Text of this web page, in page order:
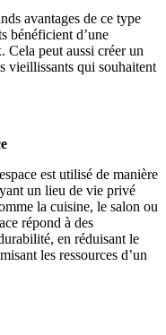
avantages de ce type
bénéficient d’une
peut aussi créer un
vieillissants qui souhaitent
est utilisé de manière
un lieu de vie privé
la cuisine, le salon ou
répond à des
en réduisant le
les ressources d’un